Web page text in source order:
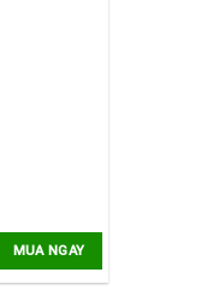
MUA NGAY